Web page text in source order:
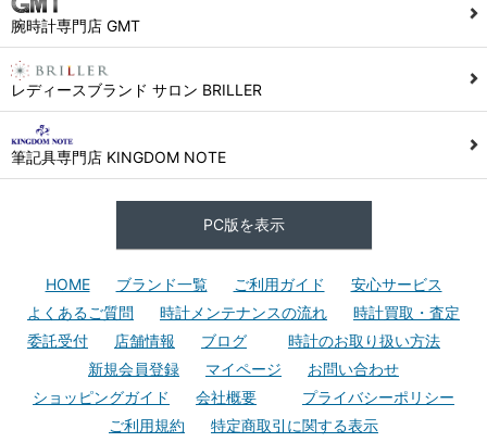
腕時計専門店 GMT
レディースブランド サロン BRILLER
筆記具専門店 KINGDOM NOTE
PC版を表示
HOME ブランド一覧 ご利用ガイド
安心サービス
よくあるご質問
時計メンテナンスの流れ
時計買取・査定
委託受付
店舗情報 ブログ
時計のお取り扱い方法
新規会員登録
マイページ
お問い合わせ
ショッピングガイド
会社概要
プライバシーポリシー
ご利用規約
特定商取引に関する表示